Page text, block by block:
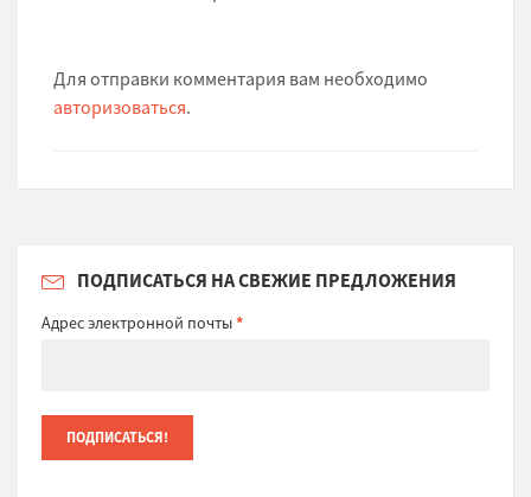
Для отправки комментария вам необходимо
авторизоваться.
ПОДПИСАТЬСЯ НА СВЕЖИЕ ПРЕДЛОЖЕНИЯ
Адрес электронной почты*